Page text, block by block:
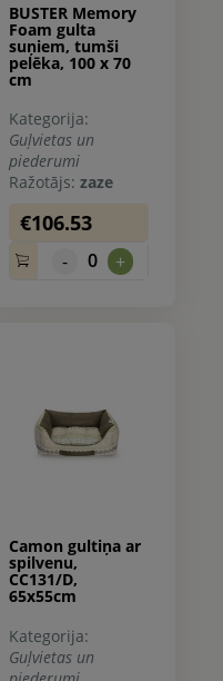
BUSTER Memory
Foam gulta
suņiem, tumši
pelēka, 100 x 70
cm
Kategorija:
Guļvietas un
piederumi
Ražotājs: zaze
€106.53
- 0 +
Camon gultiņa ar
spilvenu,
CC131/D,
65x55cm
Kategorija:
Guļvietas un